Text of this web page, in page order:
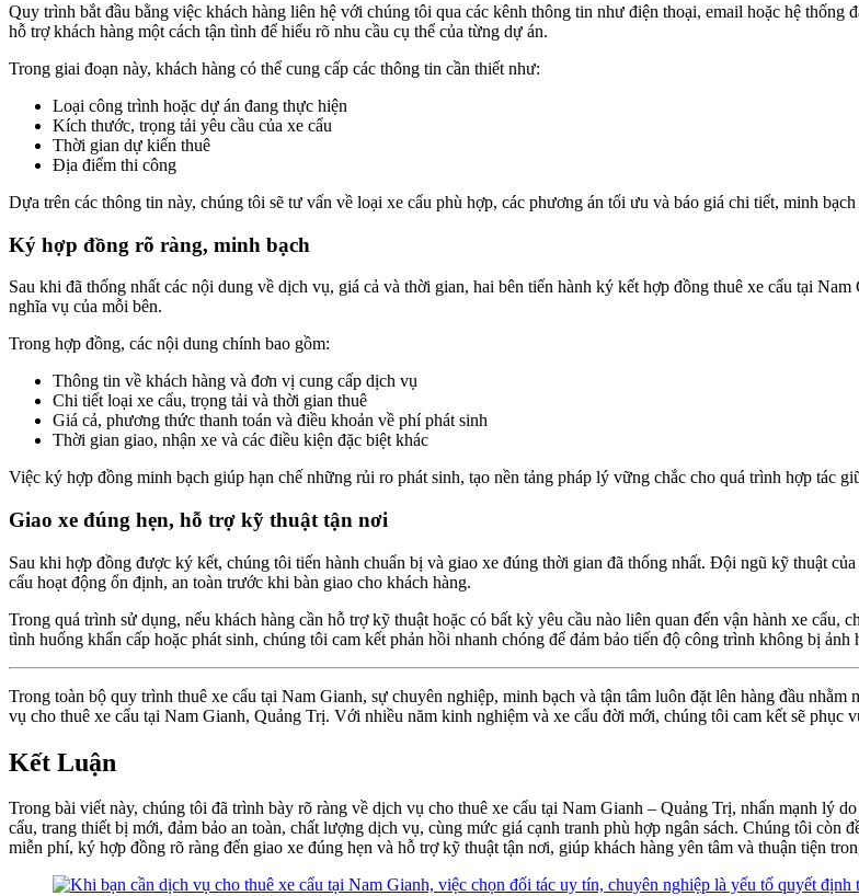
Quy trình bắt đầu bằng việc khách hàng liên hệ với chúng tôi qua các kênh thông tin như điện thoại, email hoặc hệ
hỗ trợ khách hàng một cách tận tình để hiểu rõ nhu cầu cụ thể của từng dự án.
Trong giai đoạn này, khách hàng có thể cung cấp các thông tin cần thiết như:
Loại công trình hoặc dự án đang thực hiện
Kích thước, trọng tải yêu cầu của xe cẩu
Thời gian dự kiến thuê
Địa điểm thi công
Dựa trên các thông tin này, chúng tôi sẽ tư vấn về loại xe cẩu phù hợp, các phương án tối ưu và báo giá chi tiết, minh
Ký hợp đồng rõ ràng, minh bạch
Sau khi đã thống nhất các nội dung về dịch vụ, giá cả và thời gian, hai bên tiến hành ký kết hợp đồng thuê xe cẩu tại
nghĩa vụ của mỗi bên.
Trong hợp đồng, các nội dung chính bao gồm:
Thông tin về khách hàng và đơn vị cung cấp dịch vụ
Chi tiết loại xe cẩu, trọng tải và thời gian thuê
Giá cả, phương thức thanh toán và điều khoản về phí phát sinh
Thời gian giao, nhận xe và các điều kiện đặc biệt khác
Việc ký hợp đồng minh bạch giúp hạn chế những rủi ro phát sinh, tạo nền tảng pháp lý vững chắc cho quá trình hợp tác
Giao xe đúng hẹn, hỗ trợ kỹ thuật tận nơi
Sau khi hợp đồng được ký kết, chúng tôi tiến hành chuẩn bị và giao xe đúng thời gian đã thống nhất. Đội ngũ kỹ thuật
cẩu hoạt động ổn định, an toàn trước khi bàn giao cho khách hàng.
Trong quá trình sử dụng, nếu khách hàng cần hỗ trợ kỹ thuật hoặc có bất kỳ yêu cầu nào liên quan đến vận hành xe
tình huống khẩn cấp hoặc phát sinh, chúng tôi cam kết phản hồi nhanh chóng để đảm bảo tiến độ công trình không bị ảnh
Trong toàn bộ quy trình thuê xe cẩu tại Nam Gianh, sự chuyên nghiệp, minh bạch và tận tâm luôn đặt lên hàng đầu
vụ cho thuê xe cẩu tại Nam Gianh, Quảng Trị. Với nhiều năm kinh nghiệm và xe cẩu đời mới, chúng tôi cam kết sẽ phục
Kết Luận
Trong bài viết này, chúng tôi đã trình bày rõ ràng về dịch vụ cho thuê xe cẩu tại Nam Gianh – Quảng Trị, nhấn mạnh lý
cẩu, trang thiết bị mới, đảm bảo an toàn, chất lượng dịch vụ, cùng mức giá cạnh tranh phù hợp ngân sách. Chúng tôi
miễn phí, ký hợp đồng rõ ràng đến giao xe đúng hẹn và hỗ trợ kỹ thuật tận nơi, giúp khách hàng yên tâm và thuận tiện